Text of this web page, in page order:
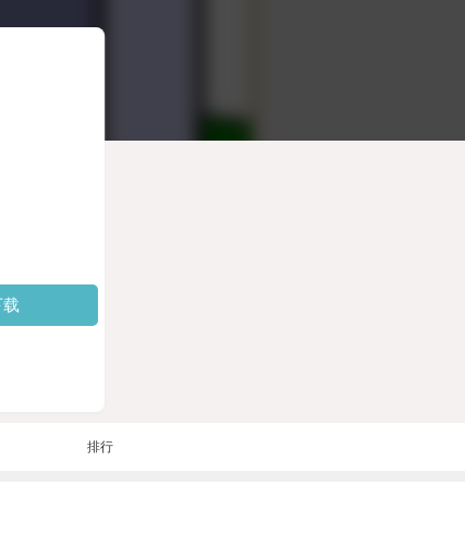
排行